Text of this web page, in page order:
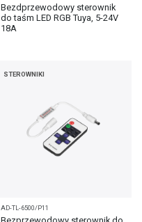
Bezdprzewodowy sterownik
do taśm LED RGB Tuya, 5-24V
18A
STEROWNIKI
AD-TL-6500/P11